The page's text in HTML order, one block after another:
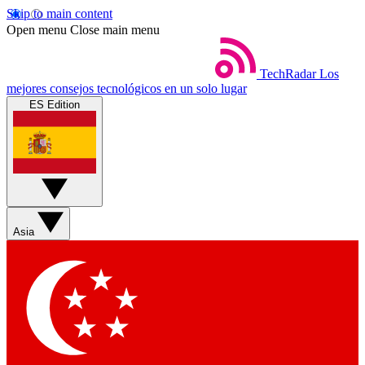
Skip to main content
Open menu Close main menu
TechRadar Los
mejores consejos tecnológicos en un solo lugar
ES Edition
Asia